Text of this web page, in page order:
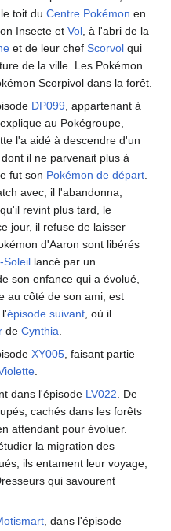
toit du Centre Pokémon en
Insecte et Vol , à l'abri de la
et de leur chef Scorvol qui
de la ville. Les Pokémon
Scorpivol dans la forêt.
DP099 , appartenant à
explique au Pokégroupe,
l'a aidé à descendre d'un
il ne parvenait plus à
fut son Pokémon de départ
avec, il l'abandonna,
revint plus tard, le
jour, il refuse de laisser
d'Aaron sont libérés
Soleil lancé par un
son enfance qui a évolué,
au côté de son ami, est
épisode suivant , où il
de Cynthia
XY005 , faisant partie
dans l'épisode LV022 . De
cachés dans les forêts
en attendant pour évoluer.
la migration des
ils entament leur voyage,
qui savourent
, dans l'épisode